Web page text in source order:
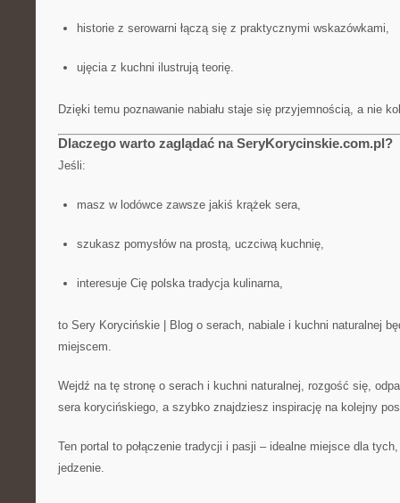
historie z serowarni łączą się z praktycznymi wskazówkami,
ujęcia z kuchni ilustrują teorię.
Dzięki temu poznawanie nabiału staje się przyjemnością, a nie
Dlaczego warto zaglądać na SeryKorycinskie.com.pl?
Jeśli:
masz w lodówce zawsze jakiś krążek sera,
szukasz pomysłów na prostą, uczciwą kuchnię,
interesuje Cię polska tradycja kulinarna,
to Sery Korycińskie | Blog o serach, nabiale i kuchni naturalnej
miejscem.
Wejdź na tę stronę o serach i kuchni naturalnej, rozgość się,
sera korycińskiego, a szybko znajdziesz inspirację na kolejny
Ten portal to połączenie tradycji i pasji – idealne miejsce dla
jedzenie.